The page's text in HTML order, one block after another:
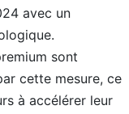
avec un
sont
cette mesure, ce
à accélérer leur